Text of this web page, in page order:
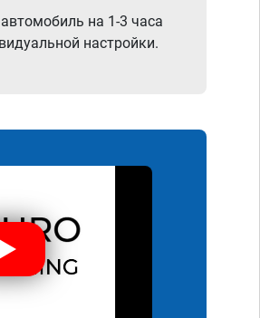
на 1-3 часа
настройки.